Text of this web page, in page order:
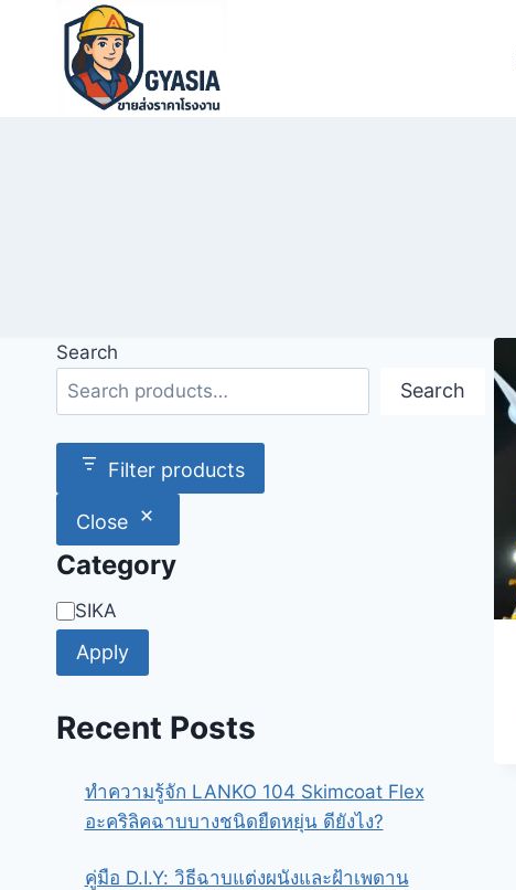
content
Search
Search
Filter products
Close
Category
Category
SIKA
Apply
Recent Posts
ทำความรู้จัก LANKO 104 Skimcoat Flex
อะคริลิคฉาบบางชนิดยืดหยุ่น ดียังไง?
คู่มือ D.I.Y: วิธีฉาบแต่งผนังและฝ้าเพดาน